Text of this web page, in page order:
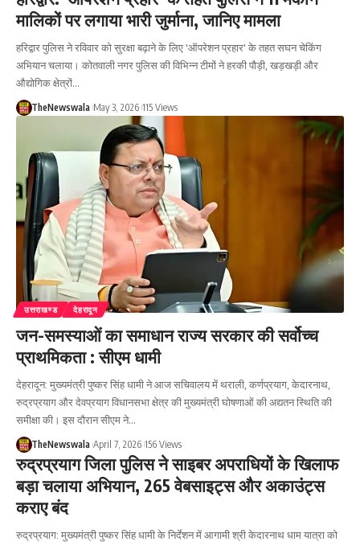
मालिकों पर लगाया भारी जुर्माना, जानिए मामला
हरिद्वार पुलिस ने रविवार को सुरक्षा बढ़ाने के लिए 'ऑपरेशन प्रहार' के तहत सघन चेकिंग
अभियान चलाया। कोतवाली नगर पुलिस की विभिन्न टीमों ने हरकी पौड़ी, खड़खड़ी और
औद्योगिक क्षेत्रों…
TheNewswala May 3, 2026 115 Views
उत्तराखण्ड देहरादून
जन-समस्याओं का समाधान राज्य सरकार की सर्वोच्च
प्राथमिकता : सीएम धामी
देहरादून: मुख्यमंत्री पुष्कर सिंह धामी ने आज सचिवालय में थराली, कर्णप्रयाग, केदारनाथ,
रुद्रप्रयाग और देवप्रयाग विधानसभा क्षेत्र की मुख्यमंत्री घोषणाओं की अद्यतन स्थिति की
समीक्षा की। इस दौरान सीएम ने…
TheNewswala April 7, 2026 156 Views
रुद्रप्रयाग जिला पुलिस ने साइबर अपराधियों के खिलाफ
बड़ा चलाया अभियान, 265 वेबसाइट्स और अकाउंट्स
कराए बंद
रुद्रप्रयाग: मुख्यमंत्री पुष्कर सिंह धामी के निर्देशन में आगामी श्री केदारनाथ धाम यात्रा को